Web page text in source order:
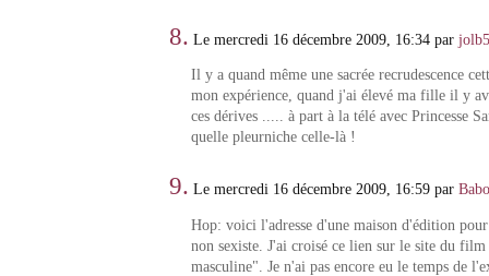
8. Le mercredi 16 décembre 2009, 16:34 par
Il y a quand même une sacrée recrudescence
mon expérience, quand j'ai élevé ma fille il y
ces dérives ..... à part à la télé avec Princesse
quelle pleurniche celle-là !
9. Le mercredi 16 décembre 2009, 16:59 par
Hop: voici l'adresse d'une maison d'édition
non sexiste. J'ai croisé ce lien sur le site du
masculine". Je n'ai pas encore eu le temps de